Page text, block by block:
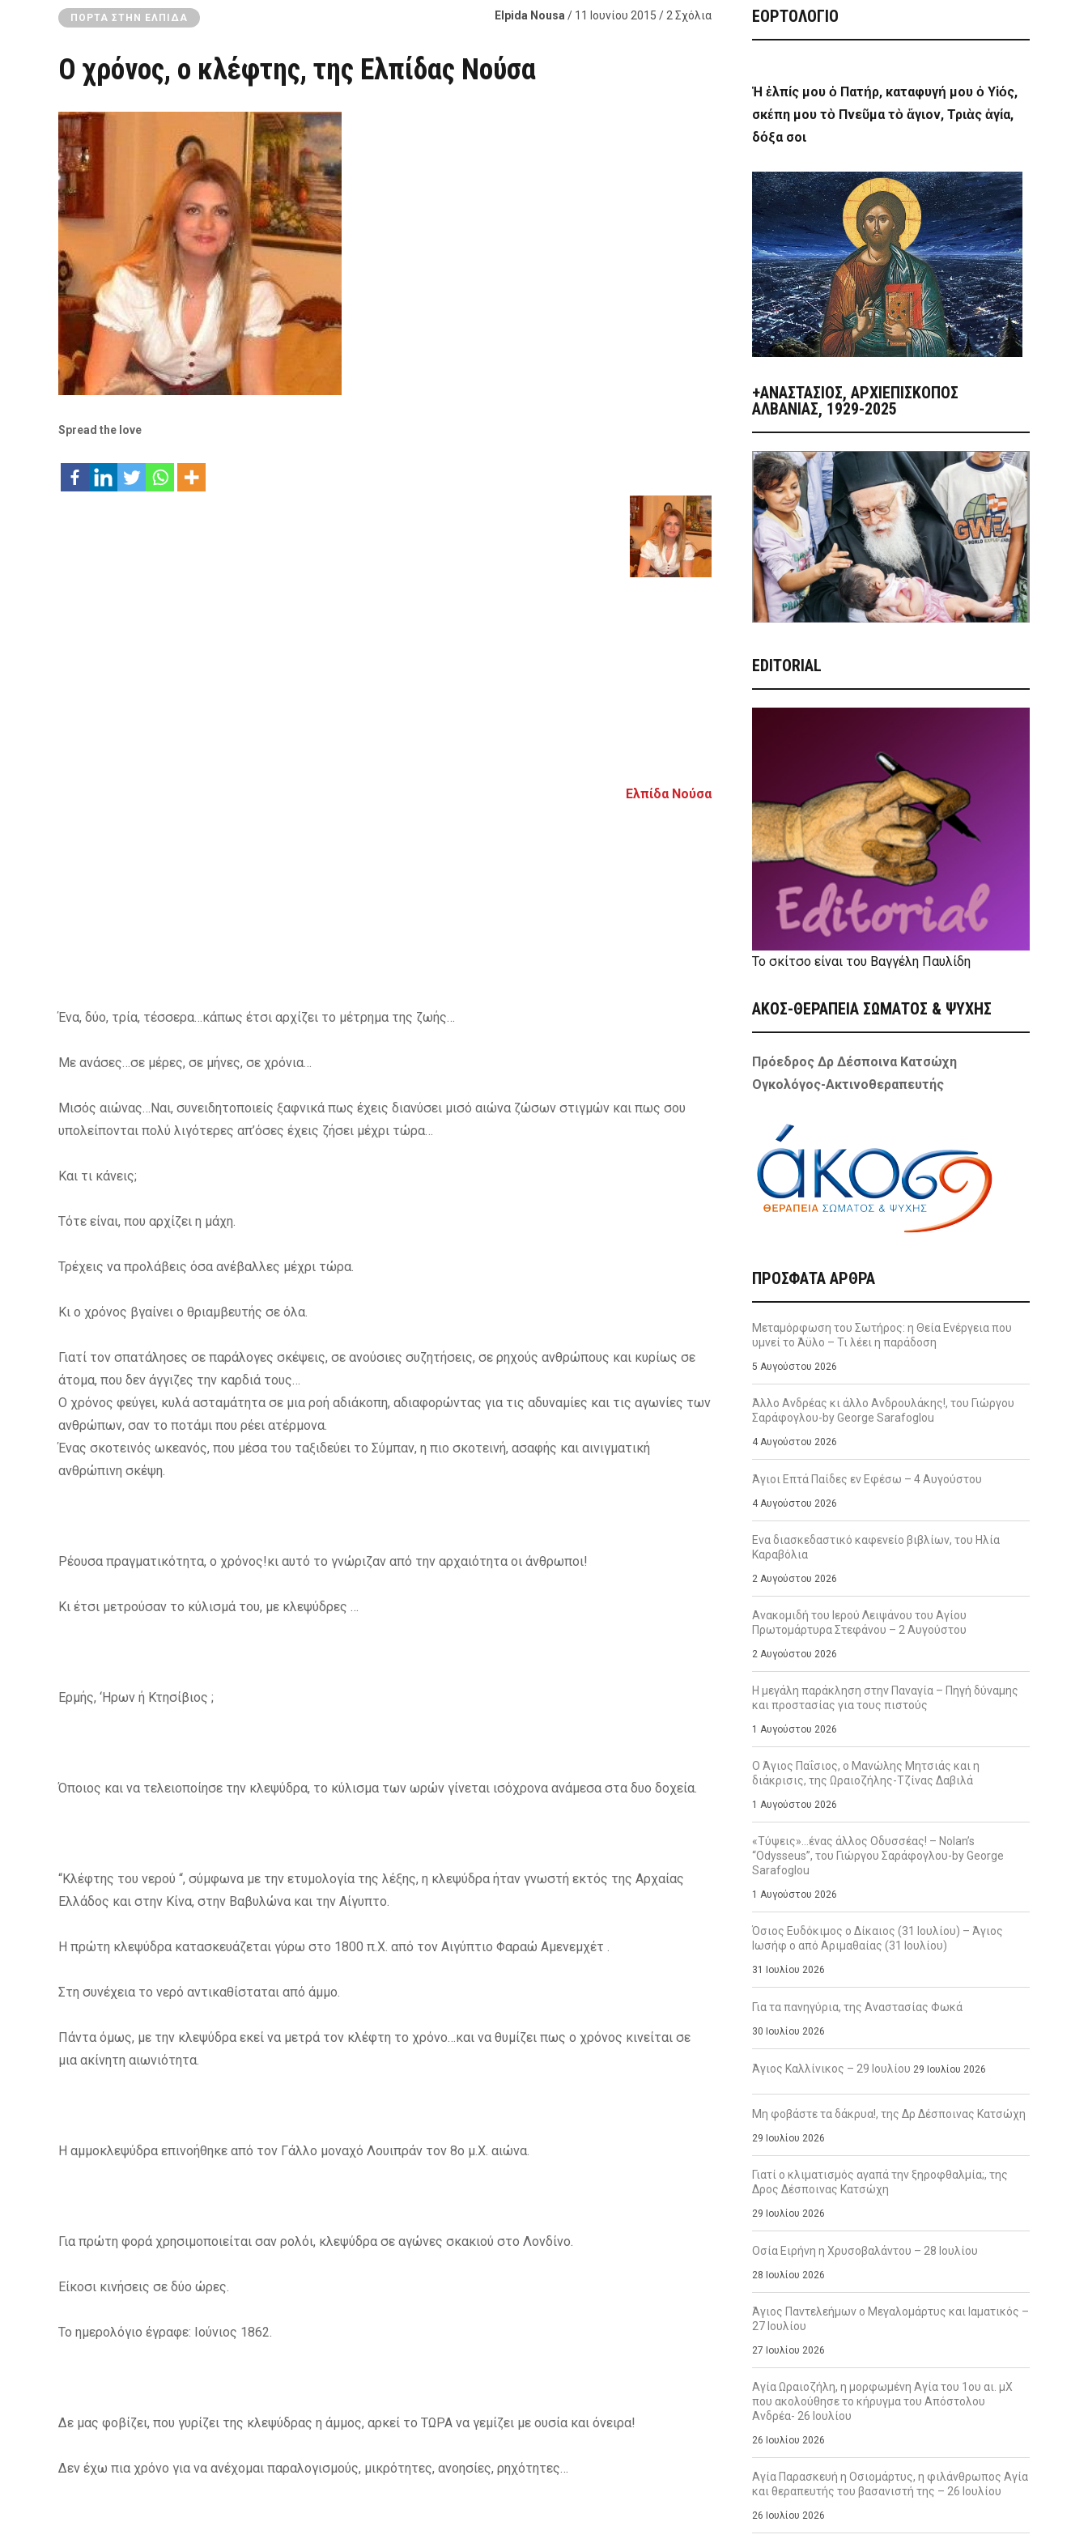
ΠΌΡΤΑ ΣΤΗΝ ΕΛΠΊΔΑ Elpida Nousa / 11 Ιουνίου 2015 / 2 Σχόλια
Ο χρόνος, ο κλέφτης, της Ελπίδας Νούσα
Spread the love
Ελπίδα Νούσα
Ένα, δύο, τρία, τέσσερα…κάπως έτσι αρχίζει το μέτρημα της ζωής…
Με ανάσες…σε μέρες, σε μήνες, σε χρόνια…
Μισός αιώνας…Ναι, συνειδητοποιείς ξαφνικά πως έχεις διανύσει μισό αιώνα ζώσων στιγμών και πως σου
υπολείπονται πoλύ λιγότερες απ’όσες έχεις ζήσει μέχρι τώρα…
Και τι κάνεις;
Τότε είναι, που αρχίζει η μάχη.
Τρέχεις να προλάβεις όσα ανέβαλλες μέχρι τώρα.
Κι ο χρόνος βγαίνει ο θριαμβευτής σε όλα.
Γιατί τον σπατάλησες σε παράλογες σκέψεις, σε ανούσιες συζητήσεις, σε ρηχούς ανθρώπους και κυρίως σε
άτομα, που δεν άγγιζες την καρδιά τους…
Ο χρόνος φεύγει, κυλά ασταμάτητα σε μια ροή αδιάκοπη, αδιαφορώντας για τις αδυναμίες και τις αγωνίες των
ανθρώπων, σαν το ποτάμι που ρέει ατέρμονα.
Ένας σκοτεινός ωκεανός, που μέσα του ταξιδεύει το Σύμπαν, η πιο σκοτεινή, ασαφής και αινιγματική
ανθρώπινη σκέψη.
Ρέουσα πραγματικότητα, ο χρόνος!κι αυτό το γνώριζαν από την αρχαιότητα οι άνθρωποι!
Κι έτσι μετρούσαν το κύλισμά του, με κλεψύδρες …
Ερμής, ‘Ηρων ή Κτησίβιος ;
Όποιος και να τελειοποίησε την κλεψύδρα, το κύλισμα των ωρών γίνεται ισόχρονα ανάμεσα στα δυο δοχεία.
“Κλέφτης του νερού “, σύμφωνα με την ετυμολογία της λέξης, η κλεψύδρα ήταν γνωστή εκτός της Αρχαίας
Ελλάδος και στην Κίνα, στην Βαβυλώνα και την Αίγυπτο.
Η πρώτη κλεψύδρα κατασκευάζεται γύρω στο 1800 π.Χ. από τον Αιγύπτιο Φαραώ Αμενεμχέτ .
Στη συνέχεια το νερό αντικαθίσταται από άμμο.
Πάντα όμως, με την κλεψύδρα εκεί να μετρά τον κλέφτη το χρόνο…και να θυμίζει πως ο χρόνος κινείται σε
μια ακίνητη αιωνιότητα.
Η αμμοκλεψύδρα επινοήθηκε από τον Γάλλο μοναχό Λουιπράν τον 8ο μ.Χ. αιώνα.
Για πρώτη φορά χρησιμοποιείται σαν ρολόι, κλεψύδρα σε αγώνες σκακιού στο Λονδίνο.
Είκοσι κινήσεις σε δύο ώρες.
Το ημερολόγιο έγραφε: Ιούνιος 1862.
Δε μας φοβίζει, που γυρίζει της κλεψύδρας η άμμος, αρκεί το ΤΩΡΑ να γεμίζει με ουσία και όνειρα!
Δεν έχω πια χρόνο για να ανέχομαι παραλογισμούς, μικρότητες, ανοησίες, ρηχότητες…
ΕΟΡΤΟΛΟΓΙΟ
Ἡ ἐλπίς μου ὁ Πατήρ, καταφυγή μου ὁ Υἱός,
σκέπη μου τὸ Πνεῦμα τὸ ἅγιον, Τριὰς ἁγία,
δόξα σοι
+ΑΝΑΣΤΆΣΙΟΣ, ΑΡΧΙΕΠΊΣΚΟΠΟΣ
ΑΛΒΑΝΊΑΣ, 1929-2025
EDITORIAL
Το σκίτσο είναι του Βαγγέλη Παυλίδη
ΑΚΟΣ-ΘΕΡΑΠΕΙΑ ΣΩΜΑΤΟΣ & ΨΥΧΗΣ
Πρόεδρος Δρ Δέσποινα Κατσώχη
Ογκολόγος-Ακτινοθεραπευτής
ΠΡΌΣΦΑΤΑ ΆΡΘΡΑ
Μεταμόρφωση του Σωτήρος: η Θεία Ενέργεια που
υμνεί το Άϋλο – Τι λέει η παράδοση
5 Αυγούστου 2026
Άλλο Ανδρέας κι άλλο Ανδρουλάκης!, του Γιώργου
Σαράφογλου-by George Sarafoglou
4 Αυγούστου 2026
Άγιοι Επτά Παίδες εν Εφέσω – 4 Αυγούστου
4 Αυγούστου 2026
Ενα διασκεδαστικό καφενείο βιβλίων, του Ηλία
Καραβόλια
2 Αυγούστου 2026
Ανακομιδή του Ιερού Λειψάνου του Αγίου
Πρωτομάρτυρα Στεφάνου – 2 Αυγούστου
2 Αυγούστου 2026
Η μεγάλη παράκληση στην Παναγία – Πηγή δύναμης
και προστασίας για τους πιστούς
1 Αυγούστου 2026
Ο Άγιος Παΐσιος, ο Μανώλης Μητσιάς και η
διάκρισις, της Ωραιοζήλης-Τζίνας Δαβιλά
1 Αυγούστου 2026
«Τύψεις»…ένας άλλος Οδυσσέας! – Nolan’s
“Odysseus”, του Γιώργου Σαράφογλου-by George
Sarafoglou
1 Αυγούστου 2026
Όσιος Ευδόκιμος ο Δίκαιος (31 Ιουλίου) – Άγιος
Ιωσήφ ο από Αριμαθαίας (31 Ιουλίου)
31 Ιουλίου 2026
Για τα πανηγύρια, της Αναστασίας Φωκά
30 Ιουλίου 2026
Άγιος Καλλίνικος – 29 Ιουλίου 29 Ιουλίου 2026
Μη φοβάστε τα δάκρυα!, της Δρ Δέσποινας Κατσώχη
29 Ιουλίου 2026
Γιατί ο κλιματισμός αγαπά την ξηροφθαλμία;, της
Δρος Δέσποινας Κατσώχη
29 Ιουλίου 2026
Οσία Ειρήνη η Χρυσοβαλάντου – 28 Ιουλίου
28 Ιουλίου 2026
Άγιος Παντελεήμων ο Μεγαλομάρτυς και Ιαματικός –
27 Ιουλίου
27 Ιουλίου 2026
Αγία Ωραιοζήλη, η μορφωμένη Αγία του 1ου αι. μΧ
που ακολούθησε το κήρυγμα του Απόστολου
Ανδρέα- 26 Ιουλίου
26 Ιουλίου 2026
Αγία Παρασκευή η Οσιομάρτυς, η φιλάνθρωπος Αγία
και θεραπευτής του βασανιστή της – 26 Ιουλίου
26 Ιουλίου 2026